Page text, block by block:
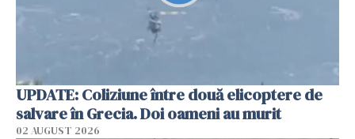
UPDATE: Coliziune între două elicoptere de
salvare în Grecia. Doi oameni au murit
02 AUGUST 2026